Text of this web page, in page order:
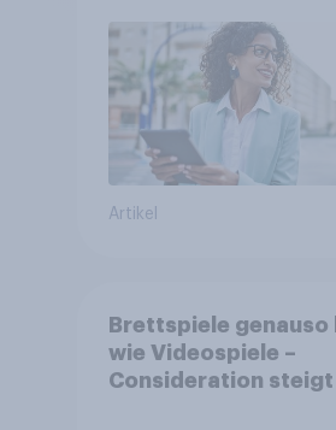
Artikel
Brettspiele genauso
wie Videospiele –
Consideration steigt